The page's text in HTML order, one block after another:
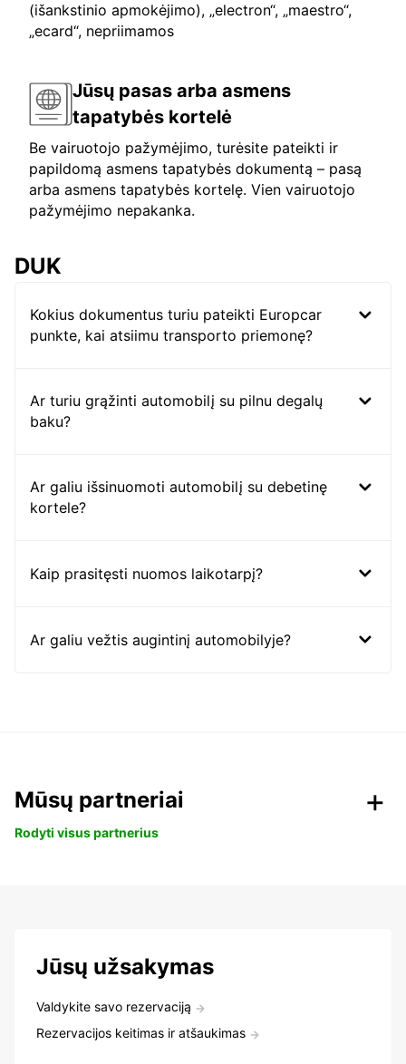
(išankstinio apmokėjimo), „electron“, „maestro“,
„ecard“, nepriimamos
Jūsų pasas arba asmens
tapatybės kortelė
Be vairuotojo pažymėjimo, turėsite pateikti ir
papildomą asmens tapatybės dokumentą – pasą
arba asmens tapatybės kortelę. Vien vairuotojo
pažymėjimo nepakanka.
DUK
Kokius dokumentus turiu pateikti Europcar
punkte, kai atsiimu transporto priemonę?
Ar turiu grąžinti automobilį su pilnu degalų
baku?
Ar galiu išsinuomoti automobilį su debetinę
kortele?
Kaip prasitęsti nuomos laikotarpį?
Ar galiu vežtis augintinį automobilyje?
Mūsų partneriai
Rodyti visus partnerius
Jūsų užsakymas
Valdykite savo rezervaciją
Rezervacijos keitimas ir atšaukimas